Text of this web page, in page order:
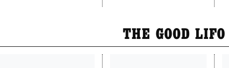
THE GOOD LIFO